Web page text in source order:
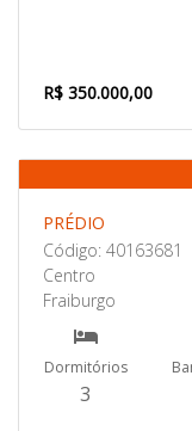
R$ 350.000,00
PRÉDIO
Código: 40163681
Centro
Fraiburgo
Dormitórios
3